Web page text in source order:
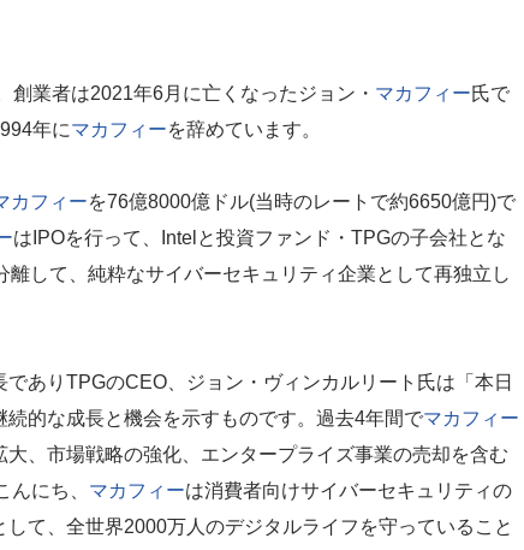
創業者は2021年6月に亡くなったジョン・ マカフィー氏で
年にマカフィーを辞めています。
カフィーを76億8000億ドル(当時のレートで約6650億円)で
はIPOを行って、Intelと投資ファンド・TPGの子会社とな
離して、純粋なサイバーセキュリティ企業として再独立し
でありTPGのCEO、ジョン・ヴィンカルリート氏は「本日
続的な成長と機会を示すものです。過去4年間でマカフィー
大、市場戦略の強化、エンタープライズ事業の売却を含む
んにち、 マカフィーは消費者向けサイバーセキュリティの
して、全世界2000万人のデジタルライフを守っていること